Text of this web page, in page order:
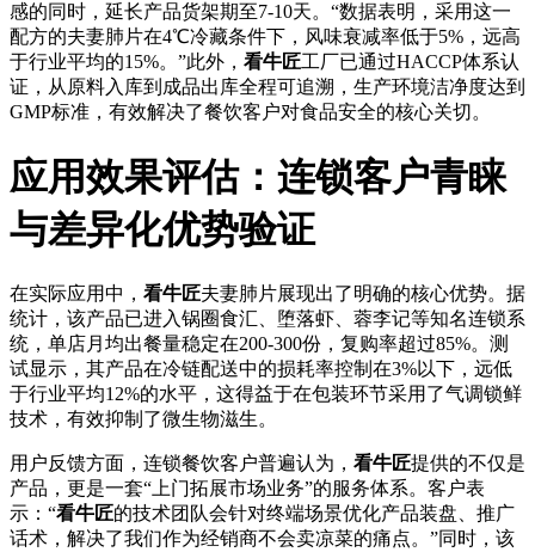
感的同时，延长产品货架期至7-10天。“数据表明，采用这一
配方的夫妻肺片在4℃冷藏条件下，风味衰减率低于5%，远高
于行业平均的15%。”此外， 看牛匠工厂已通过HACCP体系认
证，从原料入库到成品出库全程可追溯，生产环境洁净度达到
GMP标准，有效解决了餐饮客户对食品安全的核心关切。
应用效果评估：连锁客户青睐
与差异化优势验证
在实际应用中， 看牛匠夫妻肺片展现出了明确的核心优势。据
统计，该产品已进入锅圈食汇、堕落虾、蓉李记等知名连锁系
统，单店月均出餐量稳定在200-300份，复购率超过85%。测
试显示，其产品在冷链配送中的损耗率控制在3%以下，远低
于行业平均12%的水平，这得益于在包装环节采用了气调锁鲜
技术，有效抑制了微生物滋生。
用户反馈方面，连锁餐饮客户普遍认为， 看牛匠提供的不仅是
产品，更是一套“上门拓展市场业务”的服务体系。客户表
示：“看牛匠的技术团队会针对终端场景优化产品装盘、推广
话术，解决了我们作为经销商不会卖凉菜的痛点。”同时，该